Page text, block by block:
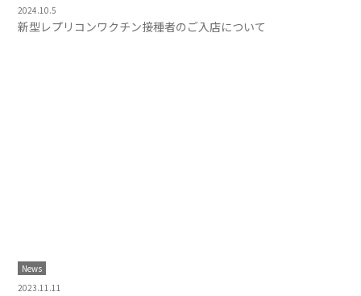
2024.10.5
新型レプリコンワクチン接種者のご入店について
News
2023.11.11